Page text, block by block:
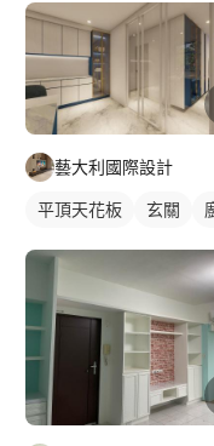
藝大利國際設計
平頂天花板 玄關